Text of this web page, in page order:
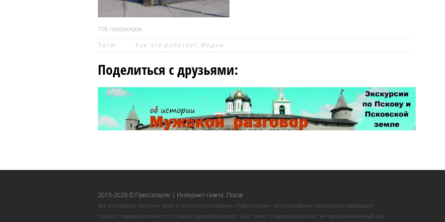
108 просмотров.
Теги:
Как это работает, Медиа
Поделиться с друзьями:
2015-2026 © Прессапарте | Интернет-газета. Псков
Все материалы, включая фото и тексты принадлежат «Прессапарте». Использование материалов разрешено
только с предварительного согласия правообладателя. Сайт может содержать контент, не предназначенный для